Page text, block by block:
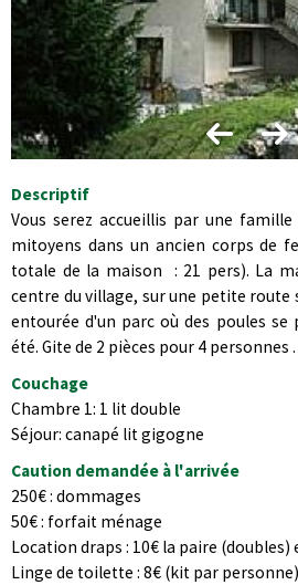
Descriptif
Vous serez accueillis par une
mitoyens dans un ancien corps de
totale de la maison : 21 pers). La
centre du village, sur une petite
entourée d'un parc où des poules
été. Gite de 2 pièces pour 4 personnes .
Couchage
Chambre 1: 1 lit double
Séjour: canapé lit gigogne
Caution demandée à l'arrivée
250€ : dommages
50€ : forfait ménage
Location draps : 10€ la paire (doubles)
Linge de toilette : 8€ (kit par personne)